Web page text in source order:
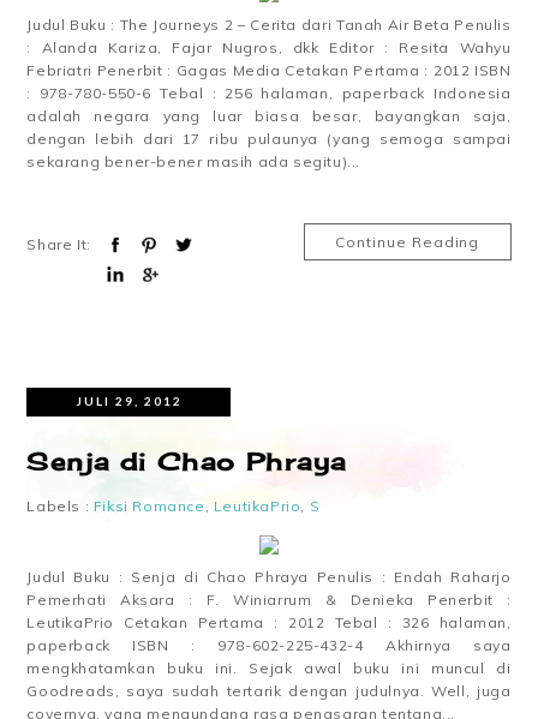
Judul Buku : The Journeys 2 – Cerita dari Tanah Air Beta Penulis
: Alanda Kariza, Fajar Nugros, dkk Editor : Resita Wahyu
Febriatri Penerbit : Gagas Media Cetakan Pertama : 2012 ISBN
: 978-780-550-6 Tebal : 256 halaman, paperback Indonesia
adalah negara yang luar biasa besar, bayangkan saja,
dengan lebih dari 17 ribu pulaunya (yang semoga sampai
sekarang bener-bener masih ada segitu)...
Share It: Continue Reading
JULI 29, 2012
Senja di Chao Phraya
Labels : Fiksi Romance, LeutikaPrio, S
Judul Buku : Senja di Chao Phraya Penulis : Endah Raharjo
Pemerhati Aksara : F. Winiarrum & Denieka Penerbit :
LeutikaPrio Cetakan Pertama : 2012 Tebal : 326 halaman,
paperback ISBN : 978-602-225-432-4 Akhirnya saya
mengkhatamkan buku ini. Sejak awal buku ini muncul di
Goodreads, saya sudah tertarik dengan judulnya. Well, juga
covernya, yang mengundang rasa penasaran tentang...